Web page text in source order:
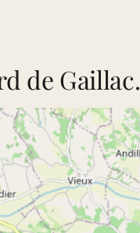
de Gaillac.